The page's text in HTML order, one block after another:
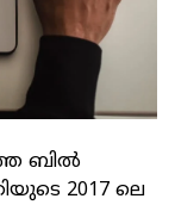
ബില്‍
2017 ലെ